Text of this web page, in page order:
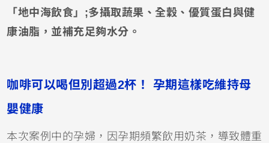
「地中海飲食」;多攝取蔬果、全穀、優質蛋白與健
康油脂，並補充足夠水分。
咖啡可以喝但別超過2杯！ 孕期這樣吃維持母
嬰健康
本次案例中的孕婦，因孕期頻繁飲用奶茶，導致體重